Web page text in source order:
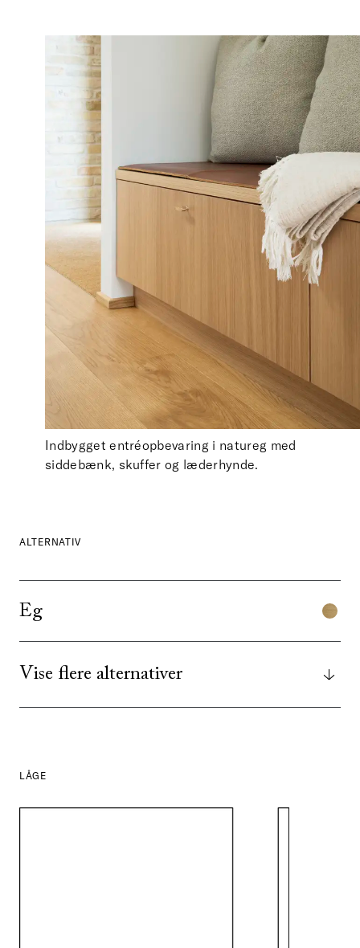
Indbygget entréopbevaring i natureg med
siddebænk, skuffer og læderhynde.
ALTERNATIV
Eg
Vise flere alternativer
LÅGE